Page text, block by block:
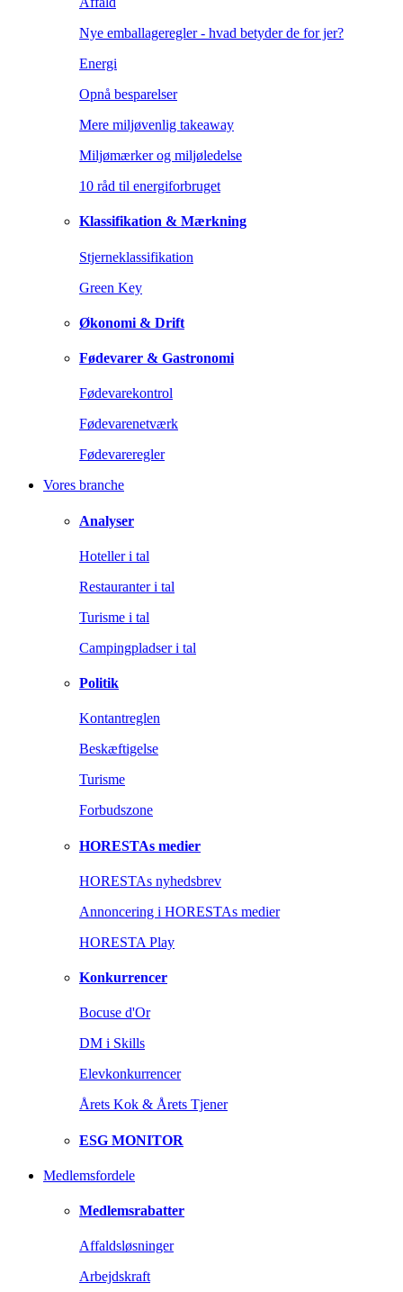
Nye emballageregler - hvad betyder de for jer?
Energi
Opnå besparelser
Mere miljøvenlig takeaway
Miljømærker og miljøledelse
10 råd til energiforbruget
Klassifikation & Mærkning
Stjerneklassifikation
Green Key
Økonomi & Drift
Fødevarer & Gastronomi
Fødevarekontrol
Fødevarenetværk
Fødevareregler
Vores branche
Analyser
Hoteller i tal
Restauranter i tal
Turisme i tal
Campingpladser i tal
Politik
Kontantreglen
Beskæftigelse
Turisme
Forbudszone
HORESTAs medier
HORESTAs nyhedsbrev
Annoncering i HORESTAs medier
HORESTA Play
Konkurrencer
Bocuse d'Or
DM i Skills
Elevkonkurrencer
Årets Kok & Årets Tjener
ESG MONITOR
Medlemsfordele
Medlemsrabatter
Affaldsløsninger
Arbejdskraft